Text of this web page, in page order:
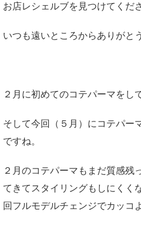
お店レシェルブを見つけてくだ
いつも遠いところからありがと
２月に初めてのコテパーマをし
そして今回（５月）にコテパー
ですね。
２月のコテパーマもまだ質感残
てきてスタイリングもしにくく
回フルモデルチェンジでカッコ